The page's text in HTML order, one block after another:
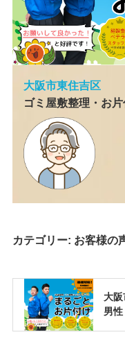
大阪市東住吉区
ゴミ屋敷整理・お
カテゴリー: お客様の
大
男性